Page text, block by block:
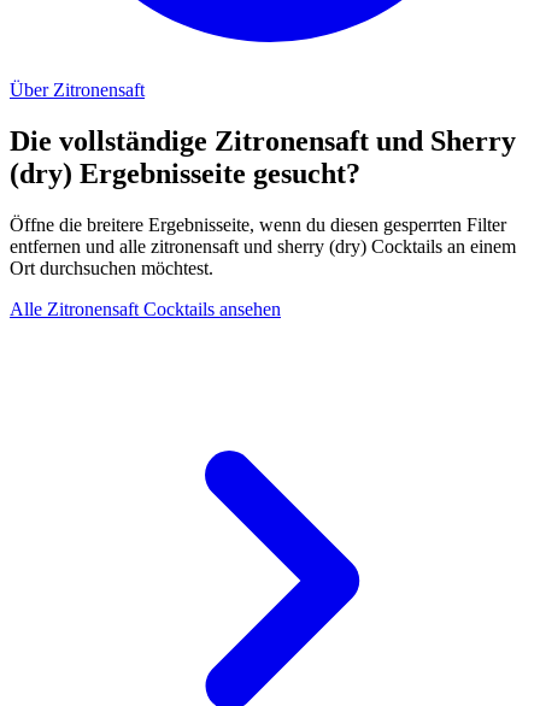
Über Zitronensaft
Die vollständige Zitronensaft und Sherry
(dry) Ergebnisseite gesucht?
Öffne die breitere Ergebnisseite, wenn du diesen gesperrten Filter
entfernen und alle zitronensaft und sherry (dry) Cocktails an einem
Ort durchsuchen möchtest.
Alle Zitronensaft Cocktails ansehen